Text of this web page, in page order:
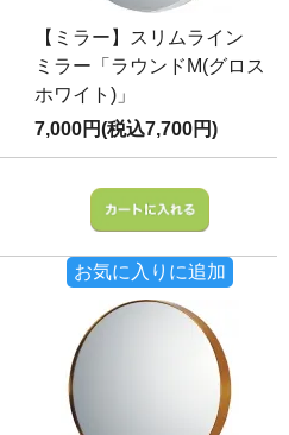
【ミラー】スリムライン
ミラー「ラウンドM(グロス
ホワイト)」
7,000円(税込7,700円)
お気に入りに追加